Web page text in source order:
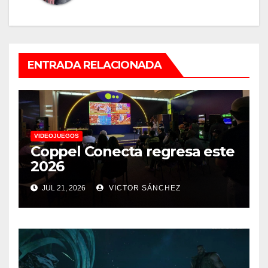
ENTRADA RELACIONADA
VIDEOJUEGOS
Coppel Conecta regresa este
2026
JUL 21, 2026 VICTOR SÁNCHEZ